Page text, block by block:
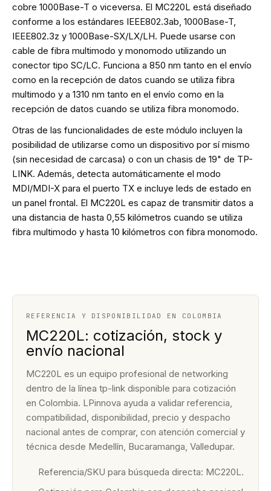
cobre 1000Base-T o viceversa. El MC220L está diseñado
conforme a los estándares IEEE802.3ab, 1000Base-T,
IEEE802.3z y 1000Base-SX/LX/LH. Puede usarse con
cable de fibra multimodo y monomodo utilizando un
conector tipo SC/LC. Funciona a 850 nm tanto en el envío
como en la recepción de datos cuando se utiliza fibra
multimodo y a 1310 nm tanto en el envío como en la
recepción de datos cuando se utiliza fibra monomodo.
Otras de las funcionalidades de este módulo incluyen la
posibilidad de utilizarse como un dispositivo por sí mismo
(sin necesidad de carcasa) o con un chasis de 19" de TP-
LINK. Además, detecta automáticamente el modo
MDI/MDI-X para el puerto TX e incluye leds de estado en
un panel frontal. El MC220L es capaz de transmitir datos a
una distancia de hasta 0,55 kilómetros cuando se utiliza
fibra multimodo y hasta 10 kilómetros con fibra monomodo.
REFERENCIA Y DISPONIBILIDAD EN COLOMBIA
MC220L: cotización, stock y
envío nacional
MC220L es un equipo profesional de networking
dentro de la línea tp-link disponible para cotización
en Colombia. LPinnova ayuda a validar referencia,
compatibilidad, disponibilidad, precio y despacho
nacional antes de comprar, con atención comercial y
técnica desde Medellín, Bucaramanga, Valledupar.
Referencia/SKU para búsqueda directa: MC220L.